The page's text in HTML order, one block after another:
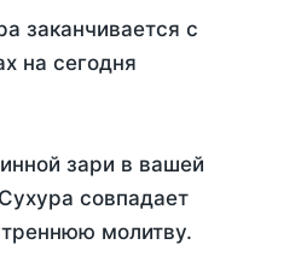
заканчивается с
на сегодня
зари в вашей
совпадает
молитву.